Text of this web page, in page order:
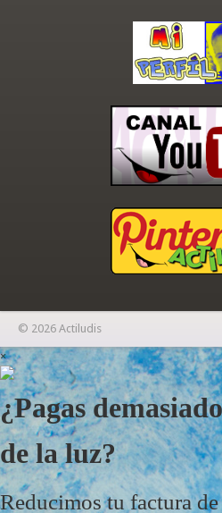
© 2026 Actiludis
×
¿Pagas
de la luz?
Reducimos tu factura